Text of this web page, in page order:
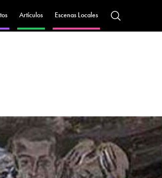
Artículos Escenas Locales